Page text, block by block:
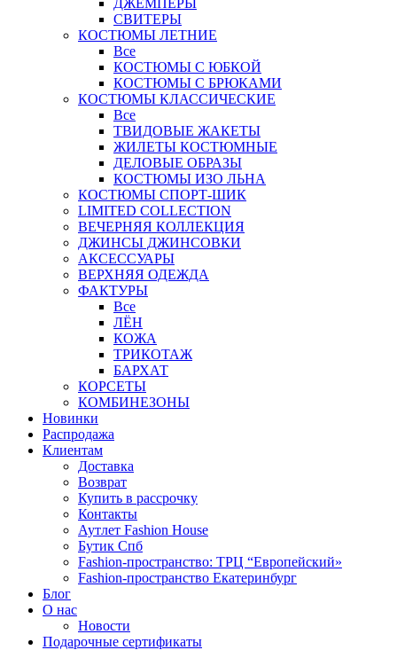
ДЖЕМПЕРЫ
СВИТЕРЫ
КОСТЮМЫ ЛЕТНИЕ
Все
КОСТЮМЫ С ЮБКОЙ
КОСТЮМЫ С БРЮКАМИ
КОСТЮМЫ КЛАССИЧЕСКИЕ
Все
ТВИДОВЫЕ ЖАКЕТЫ
ЖИЛЕТЫ КОСТЮМНЫЕ
ДЕЛОВЫЕ ОБРАЗЫ
КОСТЮМЫ ИЗО ЛЬНА
КОСТЮМЫ СПОРТ-ШИК
LIMITED COLLECTION
ВЕЧЕРНЯЯ КОЛЛЕКЦИЯ
ДЖИНСЫ ДЖИНСОВКИ
АКСЕССУАРЫ
ВЕРХНЯЯ ОДЕЖДА
ФАКТУРЫ
Все
ЛЁН
КОЖА
ТРИКОТАЖ
БАРХАТ
КОРСЕТЫ
КОМБИНЕЗОНЫ
Новинки
Распродажа
Клиентам
Доставка
Возврат
Купить в рассрочку
Контакты
Аутлет Fashion House
Бутик Спб
Fashion-пространство: ТРЦ “Европейский»
Fashion-пространство Екатеринбург
Блог
О нас
Новости
Подарочные сертификаты